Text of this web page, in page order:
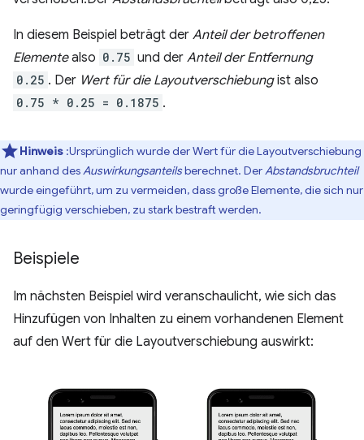
In diesem Beispiel beträgt der Anteil der betroffenen
Elementealso 0.75 und der Anteil der Entfernung
0.25 . Der Wert für die Layoutverschiebungist also
0.75 * 0.25 = 0.1875 .
Hinweis :Ursprünglich wurde der Wert für die Layoutverschiebung
nur anhand desAuswirkungsanteilsberechnet. DerAbstandsbruchteil
wurde eingeführt, um zu vermeiden, dass große Elemente, die sich nur
geringfügig verschieben, zu stark bestraft werden.
Beispiele
Im nächsten Beispiel wird veranschaulicht, wie sich das
Hinzufügen von Inhalten zu einem vorhandenen Element
auf den Wert für die Layoutverschiebung auswirkt: